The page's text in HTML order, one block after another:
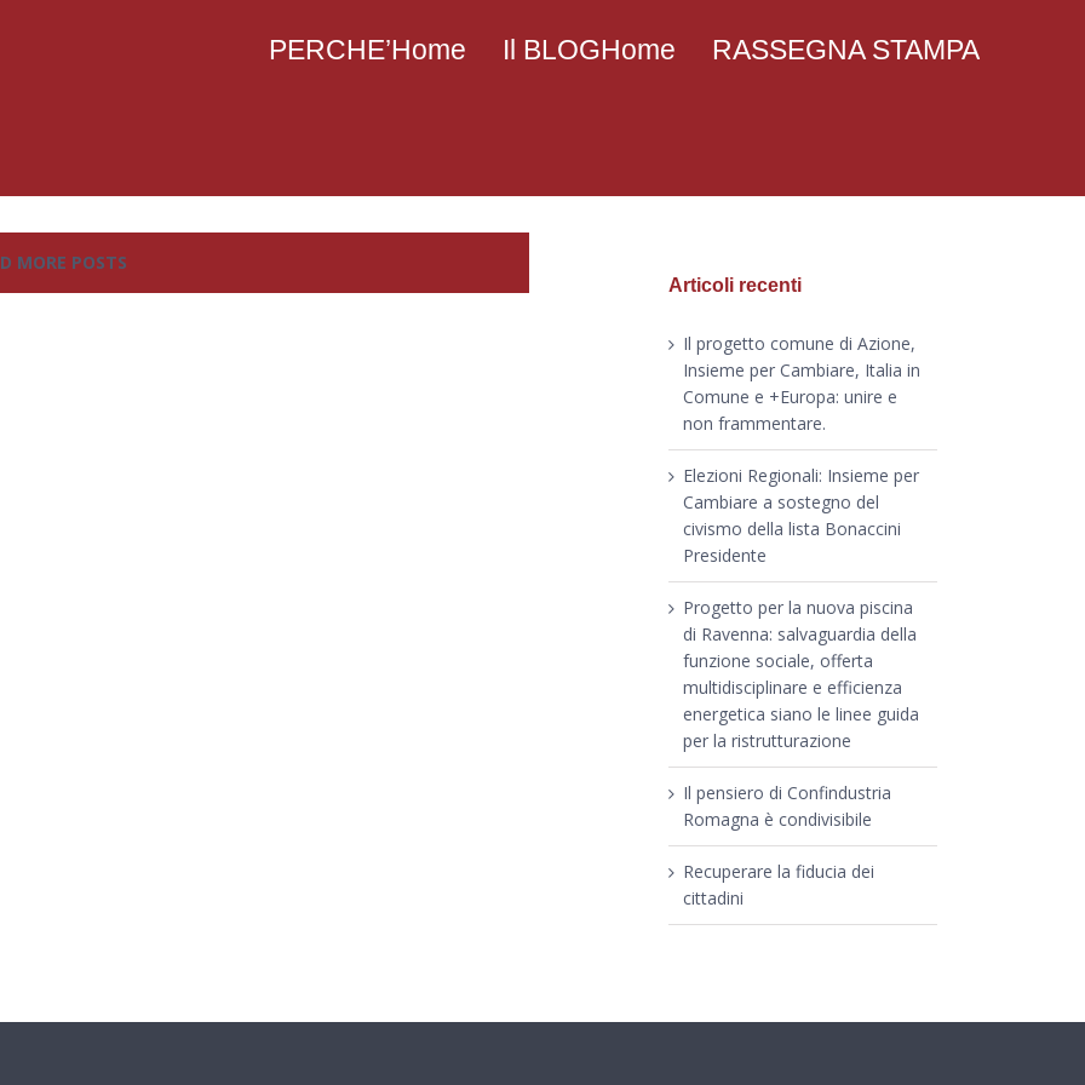
PERCHE’Home Il BLOGHome RASSEGNA STAMPA
MORE POSTS
Articoli recenti
Il progetto comune di Azione,
Insieme per Cambiare, Italia in
Comune e +Europa: unire e
non frammentare.
Elezioni Regionali: Insieme per
Cambiare a sostegno del
civismo della lista Bonaccini
Presidente
Progetto per la nuova piscina
di Ravenna: salvaguardia della
funzione sociale, offerta
multidisciplinare e efficienza
energetica siano le linee guida
per la ristrutturazione
Il pensiero di Confindustria
Romagna è condivisibile
Recuperare la fiducia dei
cittadini